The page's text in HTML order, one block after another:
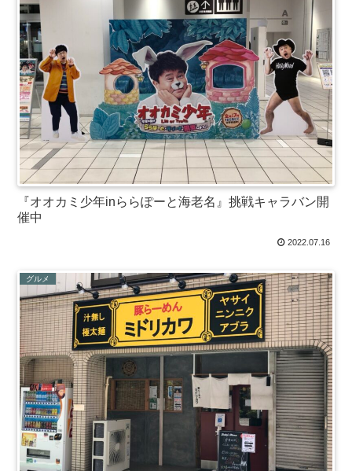
『オオカミ少年inららぽーと海老名』挑戦キャラバン開
催中
2022.07.16
グルメ